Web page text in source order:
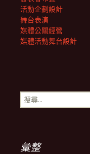
活動企劃設計
舞台表演
媒體公關經營
媒體活動舞台設計
搜
尋
彙整